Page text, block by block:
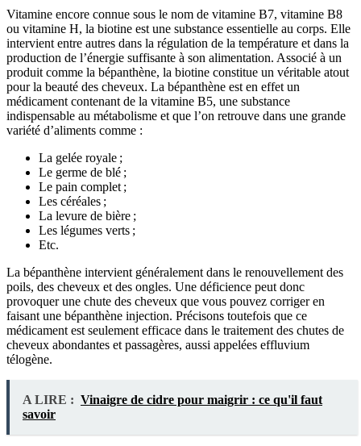
Vitamine encore connue sous le nom de vitamine B7, vitamine B8
ou vitamine H, la biotine est une substance essentielle au corps. Elle
intervient entre autres dans la régulation de la température et dans la
production de l’énergie suffisante à son alimentation. Associé à un
produit comme la bépanthène, la biotine constitue un véritable atout
pour la beauté des cheveux. La bépanthène est en effet un
médicament contenant de la vitamine B5, une substance
indispensable au métabolisme et que l’on retrouve dans une grande
variété d’aliments comme :
La gelée royale ;
Le germe de blé ;
Le pain complet ;
Les céréales ;
La levure de bière ;
Les légumes verts ;
Etc.
La bépanthène intervient généralement dans le renouvellement des
poils, des cheveux et des ongles. Une déficience peut donc
provoquer une chute des cheveux que vous pouvez corriger en
faisant une bépanthène injection. Précisons toutefois que ce
médicament est seulement efficace dans le traitement des chutes de
cheveux abondantes et passagères, aussi appelées effluvium
télogène.
A LIRE : Vinaigre de cidre pour maigrir : ce qu'il faut
savoir